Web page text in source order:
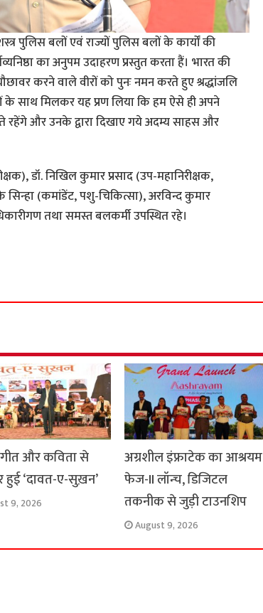
पुलिस बलों एवं राज्यों पुलिस बलों के कार्यों की
का अनुपम उदाहरण प्रस्तुत करता हैं। भारत की
करने वाले वीरों को पुनः नमन करते हुए श्रद्धांजलि
के साथ मिलकर यह प्रण लिया कि हम ऐसे ही अपने
रहेंगे और उनके द्वारा दिखाए गये अदम्य साहस और
डॉ. निखिल कुमार प्रसाद (उप-महानिरीक्षक,
सिन्हा (कमांडेंट, पशु-चिकित्सा), अरविन्द कुमार
तथा समस्त बलकर्मी उपस्थित रहे।
और कविता से
हुई ‘दावत-ए-सुख़न’
9, 2026
अग्रशील इंफ्राटेक का आश्रयम
फेज-II लॉन्च, डिजिटल
तकनीक से जुड़ी टाउनशिप
August 9, 2026